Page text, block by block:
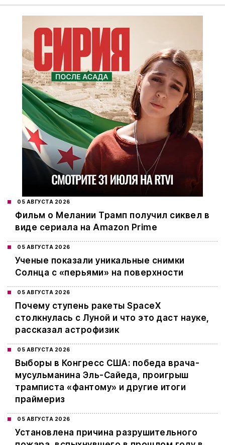
05 АВГУСТА 2026
Фильм о Мелании Трамп получил сиквел в
виде сериала на Amazon Prime
05 АВГУСТА 2026
Ученые показали уникальные снимки
Солнца с «перьями» на поверхности
05 АВГУСТА 2026
Почему ступень ракеты SpaceX
столкнулась с Луной и что это даст науке,
рассказал астрофизик
05 АВГУСТА 2026
Выборы в Конгресс США: победа врача-
мусульманина Эль-Сайеда, проигрыш
трамписта «фантому» и другие итоги
праймериз
05 АВГУСТА 2026
Установлена причина разрушительного